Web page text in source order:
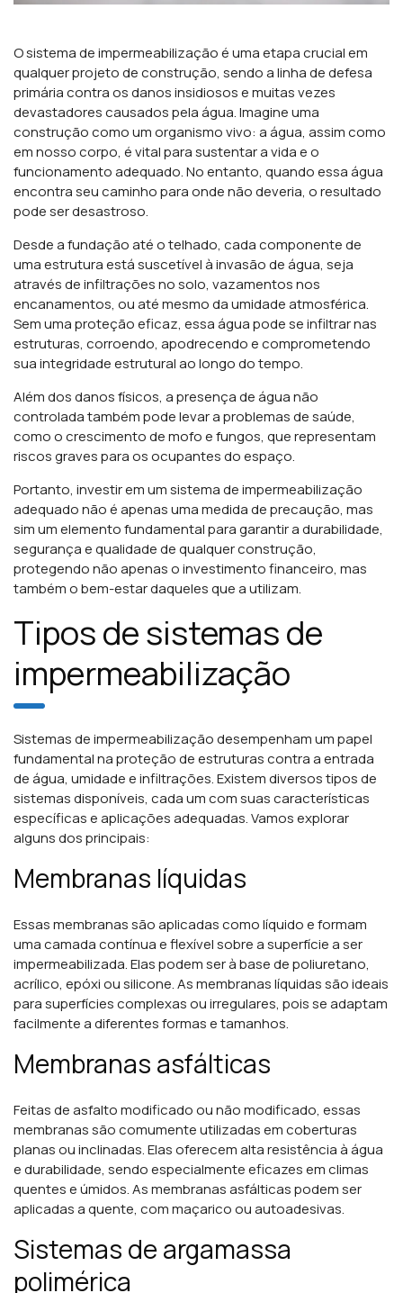
O sistema de impermeabilização é uma etapa crucial em
qualquer projeto de construção, sendo a linha de defesa
primária contra os danos insidiosos e muitas vezes
devastadores causados pela água. Imagine uma
construção como um organismo vivo: a água, assim como
em nosso corpo, é vital para sustentar a vida e o
funcionamento adequado. No entanto, quando essa água
encontra seu caminho para onde não deveria, o resultado
pode ser desastroso.
Desde a fundação até o telhado, cada componente de
uma estrutura está suscetível à invasão de água, seja
através de infiltrações no solo, vazamentos nos
encanamentos, ou até mesmo da umidade atmosférica.
Sem uma proteção eficaz, essa água pode se infiltrar nas
estruturas, corroendo, apodrecendo e comprometendo
sua integridade estrutural ao longo do tempo.
Além dos danos físicos, a presença de água não
controlada também pode levar a problemas de saúde,
como o crescimento de mofo e fungos, que representam
riscos graves para os ocupantes do espaço.
Portanto, investir em um sistema de impermeabilização
adequado não é apenas uma medida de precaução, mas
sim um elemento fundamental para garantir a durabilidade,
segurança e qualidade de qualquer construção,
protegendo não apenas o investimento financeiro, mas
também o bem-estar daqueles que a utilizam.
Tipos de sistemas de
impermeabilização
Sistemas de impermeabilização desempenham um papel
fundamental na proteção de estruturas contra a entrada
de água, umidade e infiltrações. Existem diversos tipos de
sistemas disponíveis, cada um com suas características
específicas e aplicações adequadas. Vamos explorar
alguns dos principais:
Membranas líquidas
Essas membranas são aplicadas como líquido e formam
uma camada contínua e flexível sobre a superfície a ser
impermeabilizada. Elas podem ser à base de poliuretano,
acrílico, epóxi ou silicone. As membranas líquidas são ideais
para superfícies complexas ou irregulares, pois se adaptam
facilmente a diferentes formas e tamanhos.
Membranas asfálticas
Feitas de asfalto modificado ou não modificado, essas
membranas são comumente utilizadas em coberturas
planas ou inclinadas. Elas oferecem alta resistência à água
e durabilidade, sendo especialmente eficazes em climas
quentes e úmidos. As membranas asfálticas podem ser
aplicadas a quente, com maçarico ou autoadesivas.
Sistemas de argamassa
polimérica